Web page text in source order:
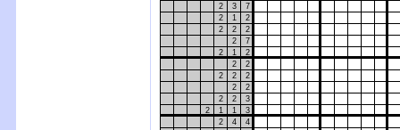
2
3
7
2
1
2
2
2
2
2
7
2
1
2
2
2
2
2
2
2
2
2
2
3
2
1 1
3
2
4
4